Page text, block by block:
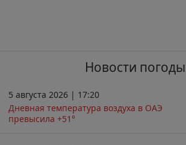
Новости погоды
5 августа 2026 | 17:20
Дневная температура воздуха в ОАЭ
превысила +51°